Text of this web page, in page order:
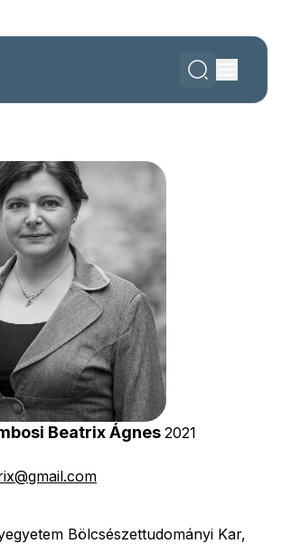
Beatrix Ágnes 2021
Bölcsészettudományi Kar,